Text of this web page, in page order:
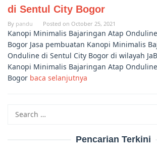
di Sentul City Bogor
By pandu Posted on October 25, 2021
Kanopi Minimalis Bajaringan Atap
Bogor Jasa pembuatan Kanopi Minimalis
Onduline di Sentul City Bogor di wilayah
Kanopi Minimalis Bajaringan Atap
Bogor baca selanjutnya
for:
Pencarian Terkini